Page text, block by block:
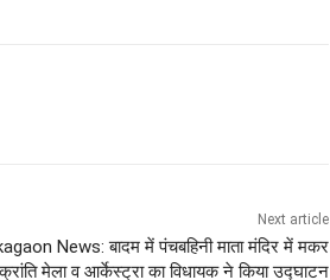
Next article
News: बादम में पंचबहिनी माता मंदिर में मकर
मेला व आर्केस्ट्रा का विधायक ने किया उद्घाटन